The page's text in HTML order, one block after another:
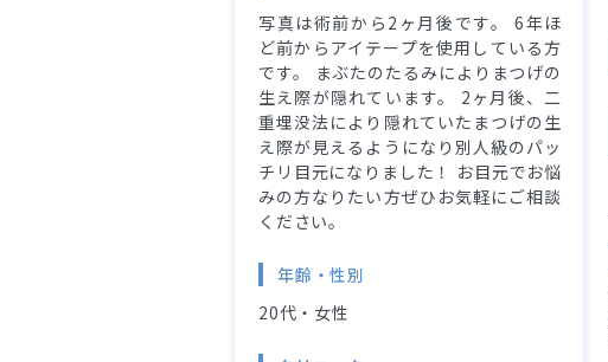
写真は術前から2ヶ月後です。 6年ほ
ど前からアイテープを使用している方
です。 まぶたのたるみによりまつげの
生え際が隠れています。 2ヶ月後、二
重埋没法により隠れていたまつげの生
え際が見えるようになり別人級のパッ
チリ目元になりました！ お目元でお悩
みの方なりたい方ぜひお気軽にご相談
ください。
年齢・性別
20代・女性